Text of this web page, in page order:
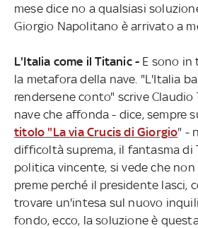
mese dice no a qualsiasi
Giorgio Napolitano è arrivato a
L'Italia come il Titanic - E sono in
la metafora della nave. "L'Italia
rendersene conto" scrive Claudio
nave che affonda - dice, sempre
titolo "La via Crucis di Giorgio" -
difficoltà suprema, il fantasma di
politica vincente, si vede che
preme perché il presidente lasci,
trovare un'intesa sul nuovo
fondo, ecco, la soluzione è